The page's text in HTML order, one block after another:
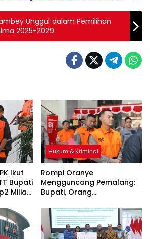
Unggul dalam Pemilihan
2025-2029
Ikut
Bupati
Miliar
Hukum & Kriminal
Rompi Oranye
Mengguncang Pemalang:
Bupati, Orang
Administrasi KPK Ditahan,
OTT Sita Uang Lebih Rp2
Miliar